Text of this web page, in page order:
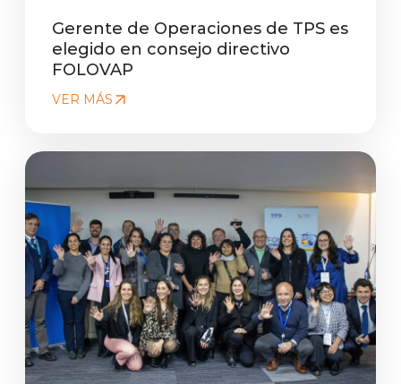
Gerente de Operaciones de TPS es
elegido en consejo directivo
FOLOVAP
VER MÁS